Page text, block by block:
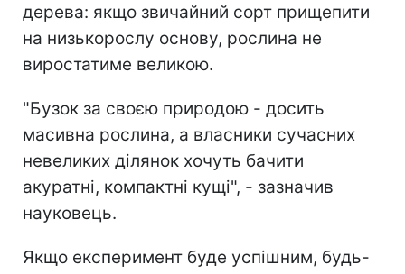
дерева: якщо звичайний сорт прищепити
на низькорослу основу, рослина не
виростатиме великою.
"Бузок за своєю природою - досить
масивна рослина, а власники сучасних
невеликих ділянок хочуть бачити
акуратні, компактні кущі", - зазначив
науковець.
Якщо експеримент буде успішним, будь-